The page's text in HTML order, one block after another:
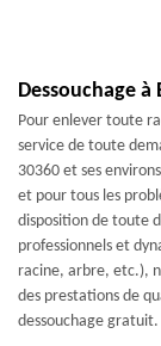
Dessouchage à
Pour enlever toute
service de toute
30360 et ses
et pour tous les
disposition de toute
professionnels et
racine, arbre, etc.),
des prestations de
dessouchage gratuit.